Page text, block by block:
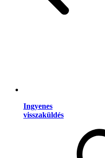
Ingyenes
visszaküldés